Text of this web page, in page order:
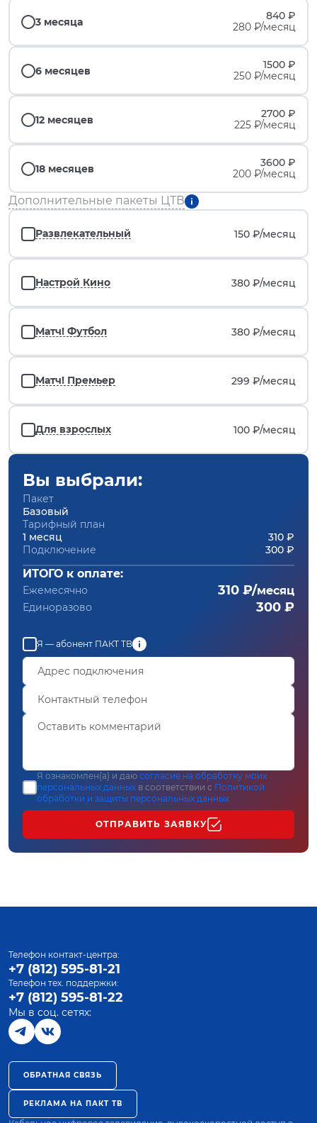
3 месяца
840 ₽
280 ₽/месяц
6 месяцев
1500 ₽
250 ₽/месяц
12 месяцев
2700 ₽
225 ₽/месяц
18 месяцев
3600 ₽
200 ₽/месяц
Дополнительные пакеты ЦТВ
Развлекательный 150 ₽/месяц
Настрой Кино 380 ₽/месяц
Матч! Футбол 380 ₽/месяц
Матч! Премьер 299 ₽/месяц
Для взрослых 100 ₽/месяц
Вы выбрали:
Пакет
Базовый
Тарифный план
1 месяц
310 ₽
Подключение
300 ₽
ИТОГО к оплате:
Ежемесячно 310 ₽/месяц
Единоразово 300 ₽
Я — абонент ПАКТ ТВ
Я ознакомлен(а) и даю согласие на обработку моих
персональных данных в соответствии с Политикой
обработки и защиты персональных данных
ОТПРАВИТЬ ЗАЯВКУ
Телефон контакт-центра:
+7 (812) 595-81-21
Телефон тех. поддержки:
+7 (812) 595-81-22
Мы в соц. сетях:
ОБРАТНАЯ СВЯЗЬ
РЕКЛАМА НА ПАКТ ТВ